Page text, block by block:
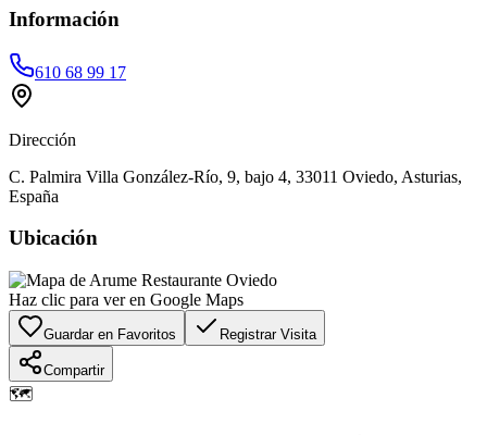
Información
610 68 99 17
Dirección
C. Palmira Villa González-Río, 9, bajo 4, 33011 Oviedo, Asturias,
España
Ubicación
Haz clic para ver en Google Maps
Guardar en Favoritos Registrar Visita
Compartir
🗺️